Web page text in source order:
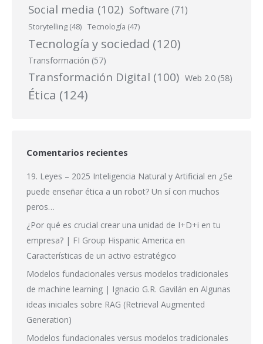
Social media (102) Software (71)
Storytelling (48) Tecnología (47)
Tecnología y sociedad (120)
Transformación (57)
Transformación Digital (100) Web 2.0 (58)
Ética (124)
Comentarios recientes
19. Leyes – 2025 Inteligencia Natural y Artificial en ¿Se
puede enseñar ética a un robot? Un sí con muchos
peros…
¿Por qué es crucial crear una unidad de I+D+i en tu
empresa? | FI Group Hispanic America en
Características de un activo estratégico
Modelos fundacionales versus modelos tradicionales
de machine learning | Ignacio G.R. Gavilán en Algunas
ideas iniciales sobre RAG (Retrieval Augmented
Generation)
Modelos fundacionales versus modelos tradicionales